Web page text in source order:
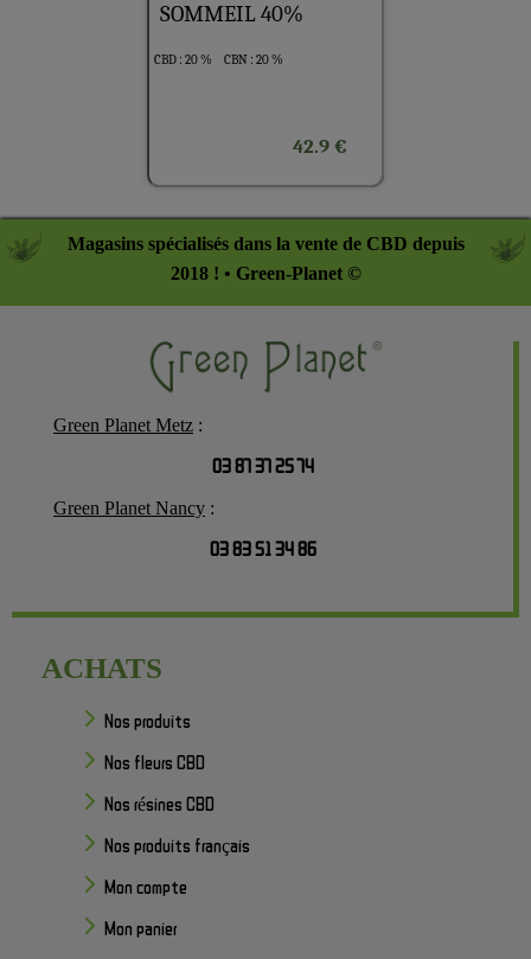
SOMMEIL 40%
CBD : 20 % CBN : 20 %
42.9 €
Magasins spécialisés dans la vente de CBD depuis
2018 ! • Green-Planet ©
Green Planet Metz :
03 87 37 25 74
Green Planet Nancy :
03 83 51 34 86
ACHATS
Nos produits
Nos fleurs CBD
Nos résines CBD
Nos produits français
Mon compte
Mon panier